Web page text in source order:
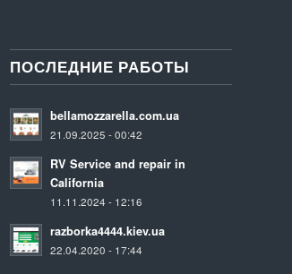
ПОСЛЕДНИЕ РАБОТЫ
bellamozzarella.com.ua
21.09.2025 - 00:42
RV Service and repair in
California
11.11.2024 - 12:16
razborka4444.kiev.ua
22.04.2020 - 17:44